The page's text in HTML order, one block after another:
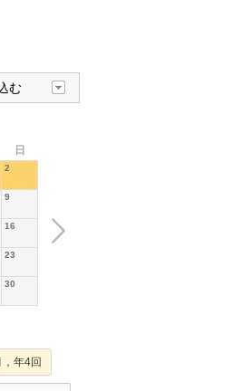
む
日
2
9
16
23
30
年4回